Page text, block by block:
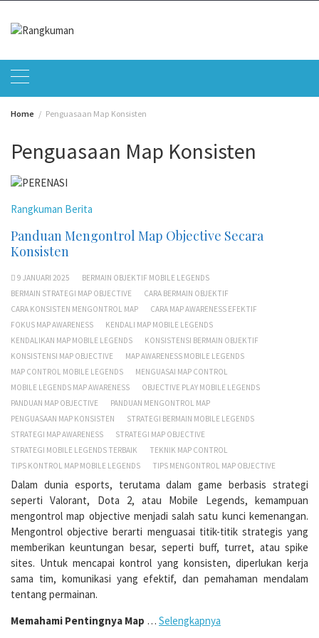
content
Home Penguasaan Map Konsisten
Penguasaan Map Konsisten
Rangkuman Berita
Panduan Mengontrol Map Objective Secara
Konsisten
9 JANUARI 2025
BERMAIN OBJEKTIF MOBILE LEGENDS
BERMAIN STRATEGI MAP OBJECTIVE
CARA BERMAIN OBJEKTIF
CARA KONSISTEN MENGONTROL MAP
CARA MAP AWARENESS EFEKTIF
FOKUS MAP AWARENESS
KENDALI MAP MOBILE LEGENDS
KENDALIKAN MAP MOBILE LEGENDS
KONSISTENSI BERMAIN OBJEKTIF
KONSISTENSI MAP OBJECTIVE
MAP AWARENESS MOBILE LEGENDS
MAP CONTROL MOBILE LEGENDS
MENGUASAI MAP CONTROL
MOBILE LEGENDS MAP AWARENESS
OBJECTIVE PLAY MOBILE LEGENDS
PANDUAN MAP OBJECTIVE
PANDUAN MENGONTROL MAP
PENGUASAAN MAP KONSISTEN
STRATEGI BERMAIN MOBILE LEGENDS
STRATEGI MAP AWARENESS
STRATEGI MAP OBJECTIVE
STRATEGI MOBILE LEGENDS TERBAIK
TEKNIK MAP CONTROL
TIPS KONTROL MAP MOBILE LEGENDS
TIPS MENGONTROL MAP OBJECTIVE
Dalam dunia esports, terutama dalam game berbasis strategi
seperti Valorant, Dota 2, atau Mobile Legends, kemampuan
mengontrol map objective menjadi salah satu kunci kemenangan.
Mengontrol objective berarti menguasai titik-titik strategis yang
memberikan keuntungan besar, seperti buff, turret, atau spike
sites. Untuk mencapai kontrol yang konsisten, diperlukan kerja
sama tim, komunikasi yang efektif, dan pemahaman mendalam
tentang permainan.
Memahami Pentingnya Map … Selengkapnya